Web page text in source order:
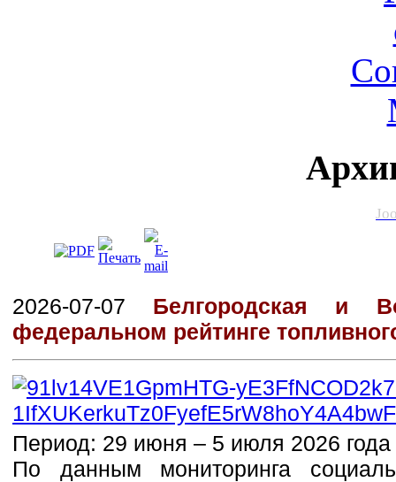
2026-07-07 Белгородская и
федеральном рейтинге
Период: 29 июня – 5 июля 2026 года
По данным мониторинга